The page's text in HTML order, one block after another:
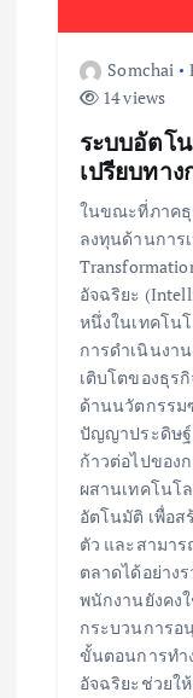
Somchai
14 views
ระบบอัตโ
เปรียบทา
ในขณะที่ภาคธุ
ลงทุนด้านการ
อัจฉริยะ
หนึ่งในเทคโน
การดำเนินงา
เติบโตของธุร
ด้านนวัตกรรม
ปัญญาประดิษฐ์
ก้าวต่อไปของ
ผสานเทคโนโ
อัตโนมัติ เพื่อ
ตัว และสามา
ตลาดได้อย่าง
พนักงานยังคง
กระบวนการอ
ขั้นตอนการทำ
อัจฉริยะช่วยใ